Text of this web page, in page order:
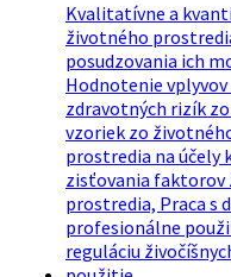
Kvalitatívne a
životného
posudzovania ich
Hodnotenie
zdravotných rizík
vzoriek zo
prostredia na
zisťovania faktorov
prostredia, Praca s
profesionálne
reguláciu